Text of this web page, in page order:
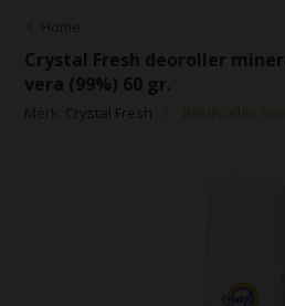
Crystal Fresh deoroller
vera (99%) 60 gr.
Crystal Fresh Bekijk alles